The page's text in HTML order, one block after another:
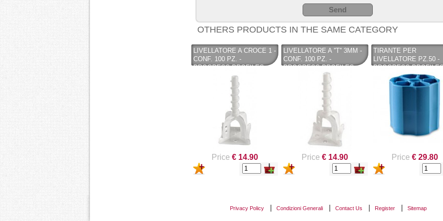
OTHERS PRODUCTS IN THE SAME CATEGORY
LIVELLATORE A CROCE 1 -
CONF. 100 PZ. -
PROGRESS PROFILES
Price € 14.90
LIVELLATORE A ''T'' 3MM -
CONF. 100 PZ. -
PROGRESS PROFILES
Price € 14.90
TIRANTE PER
LIVELLATORE PZ.50 -
PROGRESS
Price € 29.80
Privacy Policy Condizioni Generali Contact Us Register Sitemap